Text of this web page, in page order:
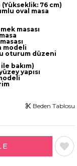
(Yükseklik: 76 cm)
oval masa
masası
modeli
oturum düzeni
bakım)
yapısı
Beden Tablosu